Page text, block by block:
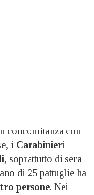
concomitanza con
i Carabinieri
, soprattutto di sera
di 25 pattuglie ha
persone. Nei